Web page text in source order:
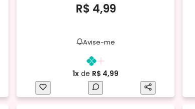
R$ 4,99
Avise-me
1x de R$ 4,99